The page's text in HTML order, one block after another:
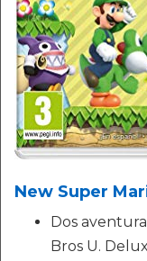
New Super
Dos
Bros U.